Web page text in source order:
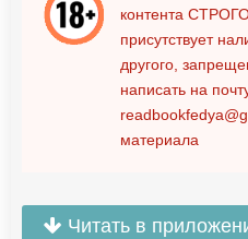
контента
присутствует
другого,
написать на
материала
Читать в